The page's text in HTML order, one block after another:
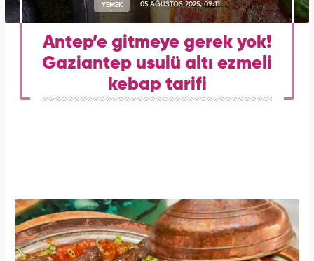
YEMEK 05 AĞUSTOS 2025, 09:11
Antep’e gitmeye gerek yok!
Gaziantep usulü altı ezmeli
kebap tarifi